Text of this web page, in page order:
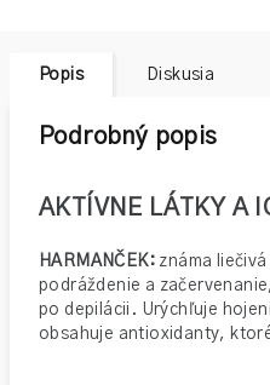
Popis Diskusia
Podrobný popis
AKTÍVNE LÁTKY A
HARMANČEK: známa
podráždenie a
po depilácii. Urýchľuje
obsahuje antioxidanty,